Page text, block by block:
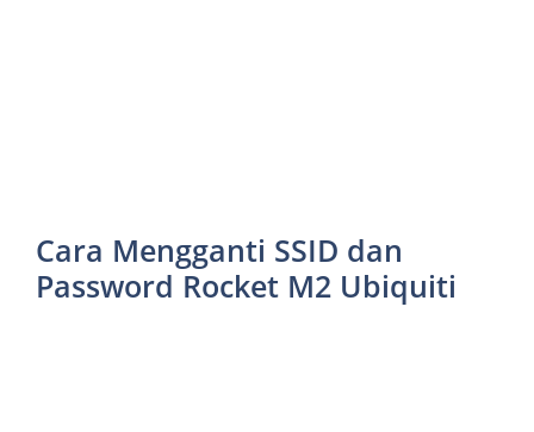
Cara Mengganti SSID dan
Password Rocket M2 Ubiquiti